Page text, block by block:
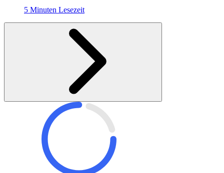
5 Minuten Lesezeit